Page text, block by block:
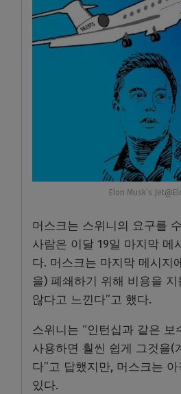
Elon Musk’s
머스크는 스위니의 요구를
사람은 이달 19일 마지막 메
다. 머스크는 마지막 메시지
을) 폐쇄하기 위해 비용을
않다고 느낀다”고 했다.
스위니는 “인턴십과 같은 보
사용하면 훨씬 쉽게 그것을(
다”고 답했지만, 머스크는
있다.